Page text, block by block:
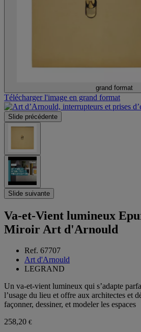
grand format
Télécharger l'image en grand format
Slide précédente
Slide suivante
Va-et-Vient lumineux
Miroir Art d'Arnould
Ref. 67707
Art d'Arnould
LEGRAND
Un va-et-vient lumineux qui s’adapte
l’usage du lieu et offre aux architectes et
façonner, dessiner, et modeler les espaces
258,20 €